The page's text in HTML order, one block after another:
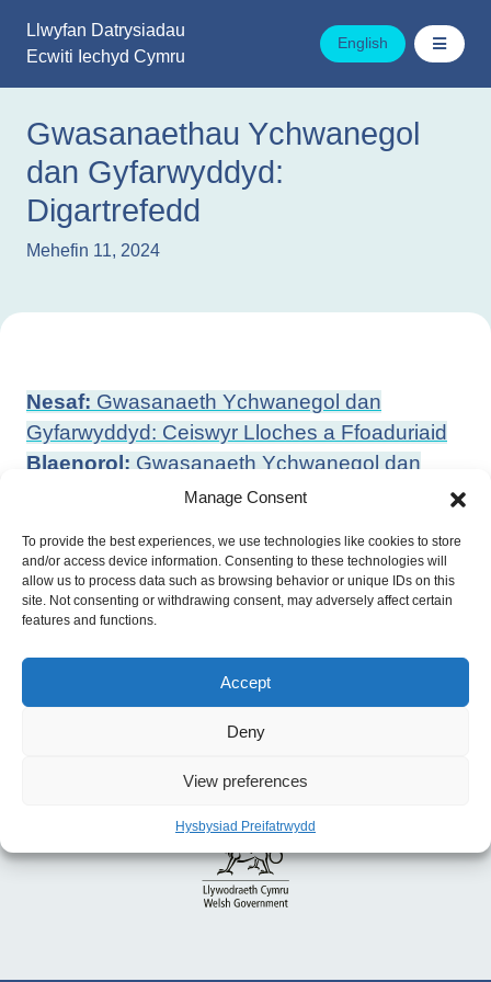
Manage Consent
To provide the best experiences, we use technologies like cookies to store
and/or access device information. Consenting to these technologies will
allow us to process data such as browsing behavior or unique IDs on this
site. Not consenting or withdrawing consent, may adversely affect certain
features and functions.
Accept
Deny
View preferences
Hysbysiad Preifatrwydd
cynnwys
Llwyfan Datrysiadau
Ecwiti Iechyd Cymru
English
Gwasanaethau Ychwanegol
dan Gyfarwyddyd:
Digartrefedd
Mehefin 11, 2024
Llywio
cofnod
Nesaf: Gwasanaeth Ychwanegol dan
Gyfarwyddyd: Ceiswyr Lloches a Ffoaduriaid
Blaenorol: Gwasanaeth Ychwanegol dan
Gyfarwyddyd: Triniaeth Hormonau i Gleifion